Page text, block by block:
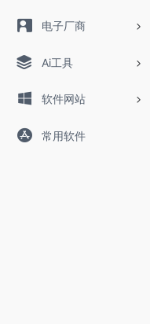
电子厂商
Ai工具
软件网站
常用软件